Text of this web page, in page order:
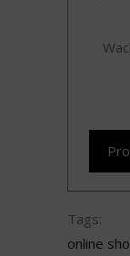
Tags:
online